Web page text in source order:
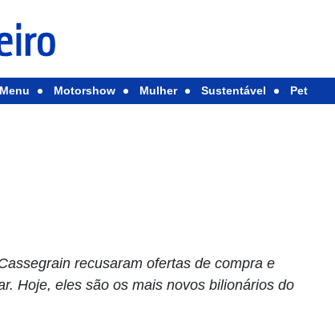
Menu Motorshow Mulher Sustentável Pet
recusaram ofertas de compra e
Hoje, eles são os mais novos bilionários do